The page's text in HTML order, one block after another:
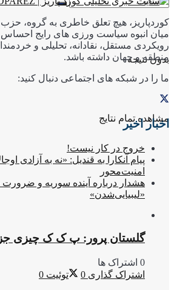
بدون نتیجه
مشاهده تمام نتایج
کوردپاریز، هیچ تعلق خاطری به گروه،
میان انبوه سیاست ورزی های رایج احساس
رویکردی مستقل، نقادانه، تحلیلی و
منطقه و جهان داشته باشد.
ما را در شبکه های اجتماعی دنبال کنید:
اخبار اخیر
خروج در کار نیست!
پیام آنکارا به قندیل: «نه به آزادی
امنیت‌محور
هشدار درباره آینده سوریه و
«لیبیایی‌شدن»
گلستان پرور: پ ک ک چیزی
0 اشتراک ها
اشتراک گذاری 0 توئیت 0